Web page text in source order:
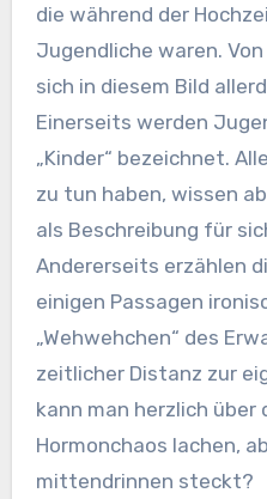
die während der
Jugendliche waren.
sich in diesem Bild
Einerseits werden
„Kinder“ bezeichnet.
zu tun haben, wissen
als Beschreibung für
Andererseits erzählen
einigen Passagen
„Wehwehchen“ des
zeitlicher Distanz zur
kann man herzlich über
Hormonchaos lachen,
mittendrinnen steckt?